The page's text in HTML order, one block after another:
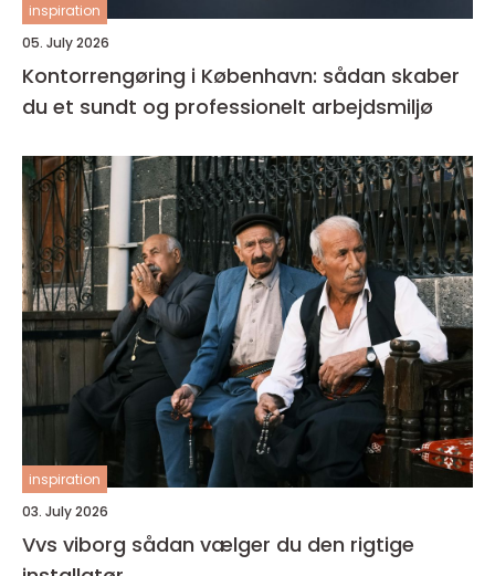
inspiration
05. July 2026
Kontorrengøring i København: sådan skaber
du et sundt og professionelt arbejdsmiljø
inspiration
03. July 2026
Vvs viborg sådan vælger du den rigtige